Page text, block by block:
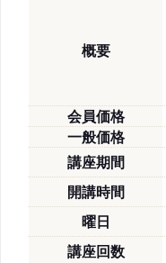
概要
会員価格
一般価格
講座期間
開講時間
曜日
講座回数